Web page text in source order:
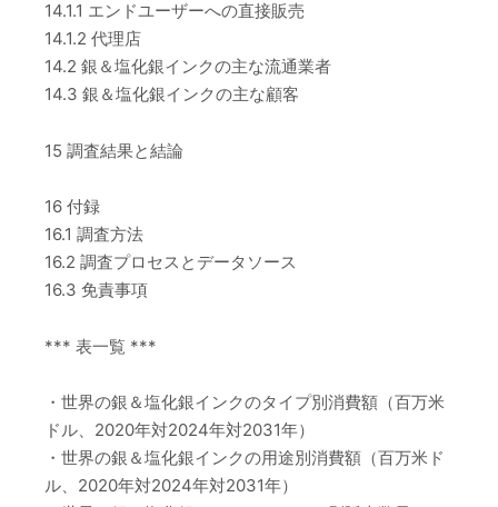
14.1.1 エンドユーザーへの直接販売
14.1.2 代理店
14.2 銀＆塩化銀インクの主な流通業者
14.3 銀＆塩化銀インクの主な顧客
15 調査結果と結論
16 付録
16.1 調査方法
16.2 調査プロセスとデータソース
16.3 免責事項
*** 表一覧 ***
・世界の銀＆塩化銀インクのタイプ別消費額（百万米
ドル、2020年対2024年対2031年）
・世界の銀＆塩化銀インクの用途別消費額（百万米ド
ル、2020年対2024年対2031年）